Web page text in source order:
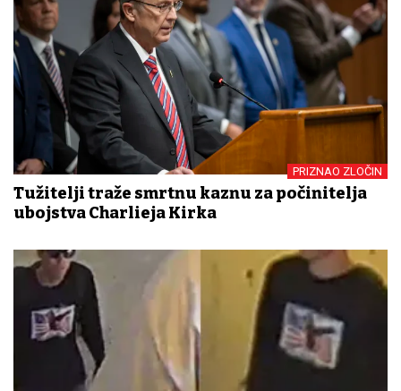
PRIZNAO ZLOČIN
Tužitelji traže smrtnu kaznu za počinitelja
ubojstva Charlieja Kirka